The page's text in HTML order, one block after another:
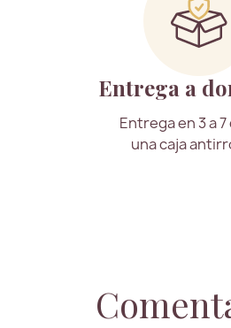
Entrega a
Entrega en 3 a 7
una caja